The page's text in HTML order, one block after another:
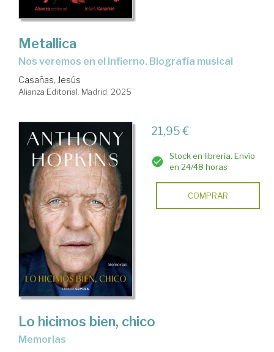
Metallica
Nos veremos en el infierno. Biografía musical
Casañas, Jesús
Alianza Editorial. Madrid, 2025
21,95 €
Stock en librería. Envío
en 24/48 horas
COMPRAR
Lo hicimos bien, chico
Memorias